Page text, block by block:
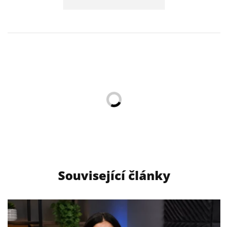
Související články